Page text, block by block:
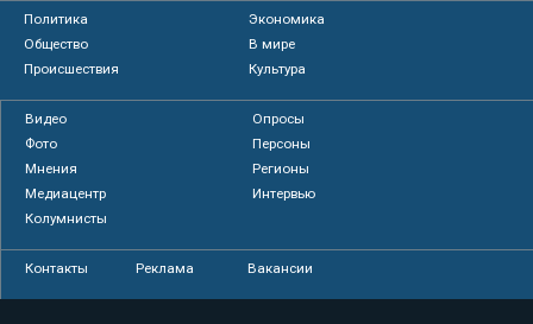
Политика
Экономика
Общество
В мире
Происшествия
Культура
Видео
Опросы
Фото
Персоны
Мнения
Регионы
Медиацентр
Интервью
Колумнисты
Контакты Реклама Вакансии